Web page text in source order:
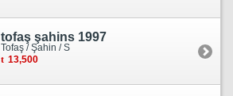
tofaş şahins 1997
Tofaş / Şahin / S
13,500